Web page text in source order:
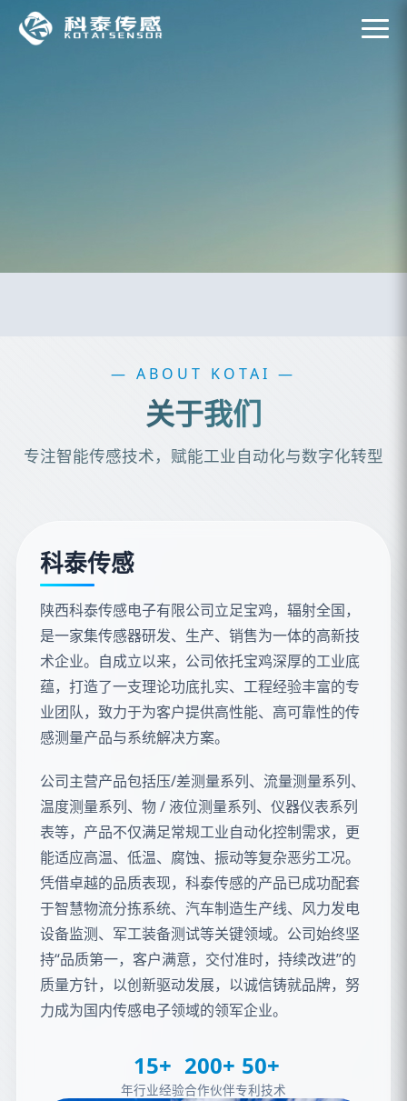
— ABOUT KOTAI —
关于我们
专注智能传感技术，赋能工业自动化与数字化转型
科泰传感
陕西科泰传感电子有限公司立足宝鸡，辐射全国，
是一家集传感器研发、生产、销售为一体的高新技
术企业。自成立以来，公司依托宝鸡深厚的工业底
蕴，打造了一支理论功底扎实、工程经验丰富的专
业团队，致力于为客户提供高性能、高可靠性的传
感测量产品与系统解决方案。
公司主营产品包括压/差测量系列、流量测量系列、
温度测量系列、物 / 液位测量系列、仪器仪表系列
表等，产品不仅满足常规工业自动化控制需求，更
能适应高温、低温、腐蚀、振动等复杂恶劣工况。
凭借卓越的品质表现，科泰传感的产品已成功配套
于智慧物流分拣系统、汽车制造生产线、风力发电
设备监测、军工装备测试等关键领域。公司始终坚
持“品质第一，客户满意，交付准时，持续改进”的
质量方针，以创新驱动发展，以诚信铸就品牌，努
力成为国内传感电子领域的领军企业。
15+
年行业经验
200+
合作伙伴
50+
专利技术